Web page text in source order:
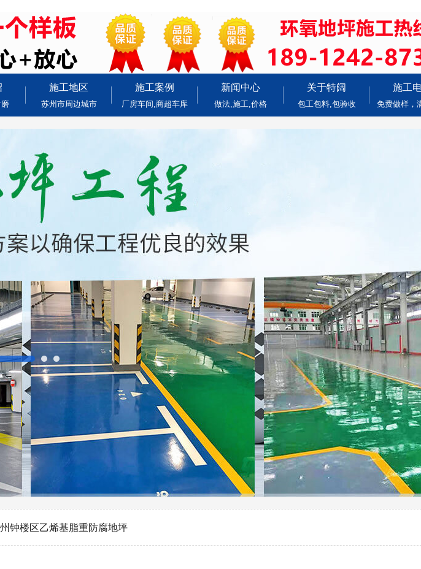
施工地区
苏州市周边城市
施工案例
厂房车间,商超车库
新闻中心
做法,施工,价格
关于特阔
包工包料,包验收
施工
免费做样，
钟楼区乙烯基脂重防腐地坪